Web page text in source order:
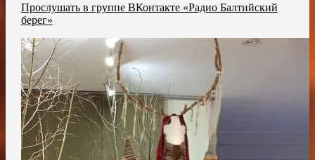
Прослушать в группе ВКонтакте «Радио Балтийский
берег»